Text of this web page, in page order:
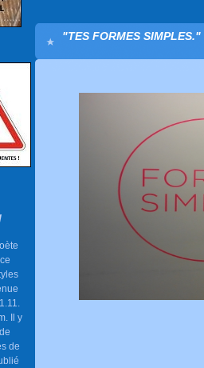
Il y
de
"TES FORMES SIMPLES."